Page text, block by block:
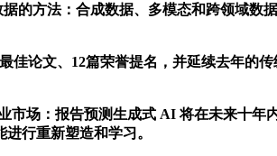
方法：合成数据、多模态和跨领域数
文、12篇荣誉提名，并延续去年的传
：报告预测生成式 AI 将在未来十年内
行重新塑造和学习。